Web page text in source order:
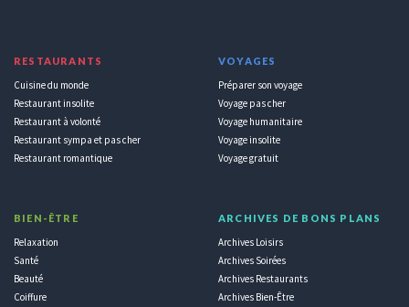
RESTAURANTS
Cuisine du monde
Restaurant insolite
Restaurant à volonté
Restaurant sympa et pas cher
Restaurant romantique
BIEN-ÊTRE
Relaxation
Santé
Beauté
Coiffure
VOYAGES
Préparer son voyage
Voyage pas cher
Voyage humanitaire
Voyage insolite
Voyage gratuit
ARCHIVES DE BONS PLANS
Archives Loisirs
Archives Soirées
Archives Restaurants
Archives Bien-Être